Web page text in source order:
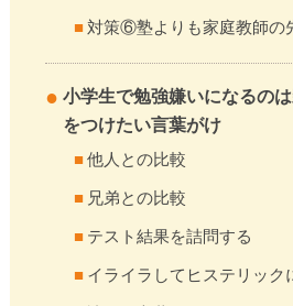
対策⑥塾よりも家庭教師の
小学生で勉強嫌いになるの
をつけたい言葉がけ
他人との比較
兄弟との比較
テスト結果を詰問する
イライラしてヒステリック